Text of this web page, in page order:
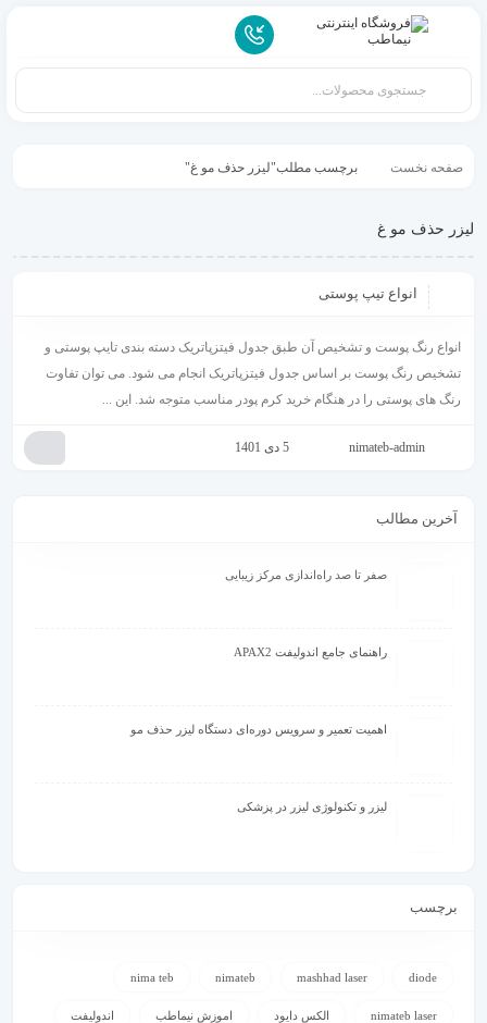
صفحه نخست برچسب مطلب"لیزر حذف مو غ"
لیزر حذف مو غ
انواع تیپ پوستی
انواع رنگ پوست و تشخیص آن طبق جدول فیتزپاتریک دسته بندی تایپ پوستی و
تشخیص رنگ پوست بر اساس جدول فیتزپاتریک انجام می شود. می توان تفاوت
رنگ های پوستی را در هنگام خرید کرم پودر مناسب متوجه شد. این ...
nimateb-admin 5 دی 1401
آخرین مطالب
صفر تا صد راه‌اندازی مرکز زیبایی
راهنمای جامع اندولیفت APAX2
اهمیت تعمیر و سرویس دوره‌ای دستگاه لیزر حذف مو
لیزر و تکنولوژی لیزر در پزشکی
برچسب
diode
mashhad laser
nimateb
nima teb
nimateb laser الکس دایود اموزش نیماطب اندولیفت